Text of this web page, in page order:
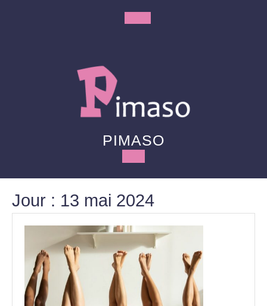
Open
PIMASO
Jour : 13 mai 2024